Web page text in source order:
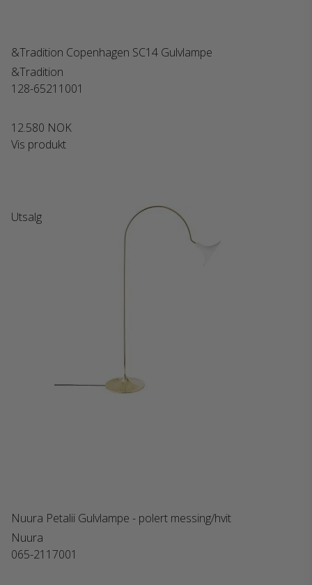
&Tradition Copenhagen SC14 Gulvlampe
&Tradition
128-65211001
12.580 NOK
Vis produkt
Utsalg
Nuura Petalii Gulvlampe - polert messing/hvit
Nuura
065-2117001